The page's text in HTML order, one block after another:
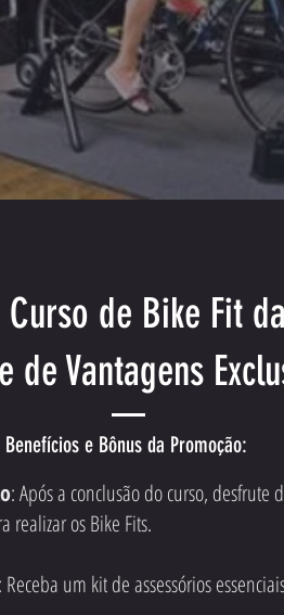
de Bike Fit
de Vantagens
Benefícios e Bônus da Promoção:
: Após a conclusão do curso, desfrute
realizar os Bike Fits.
: Receba um kit de assessórios